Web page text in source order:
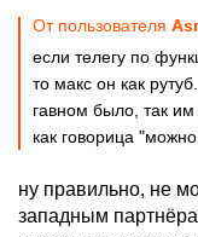
От пользователя
если телегу по
то макс он как рутуб...
гавном было, так им
как говорица
ну правильно, не
западным